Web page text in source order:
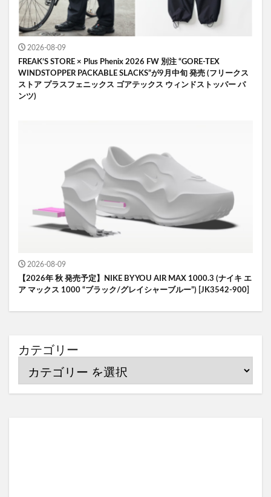
2026-08-09
FREAK’S STORE × Plus Phenix 2026 FW 別注 “GORE-TEX
WINDSTOPPER PACKABLE SLACKS”が9月中旬 発売 (フリークス
ストア プラスフェニックス ゴアテックス ウィンドストッパー パ
ンツ)
2026-08-09
【2026年 秋 発売予定】NIKE BY YOU AIR MAX 1000.3 (ナイキ エ
ア マックス 1000 “ブラック/グレイシャーブルー”) [JK3542-900]
カテゴリー